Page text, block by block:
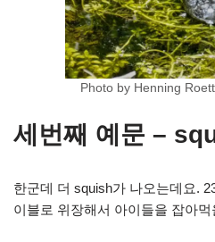
Photo by Henning
세번째 예문 –
한군데 더 squish가 나오는데요.
이블로 위장해서 아이들을 잡아